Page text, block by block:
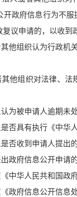
开政府信息行为不
议申请的，以收到
他组织认为行政机
他组织对法律、
被申请人逾期未处
是否具有执行《中华
是否收到申请人提出
出政府信息公开申请
《中华人民共和国政
《政府信息公开信息